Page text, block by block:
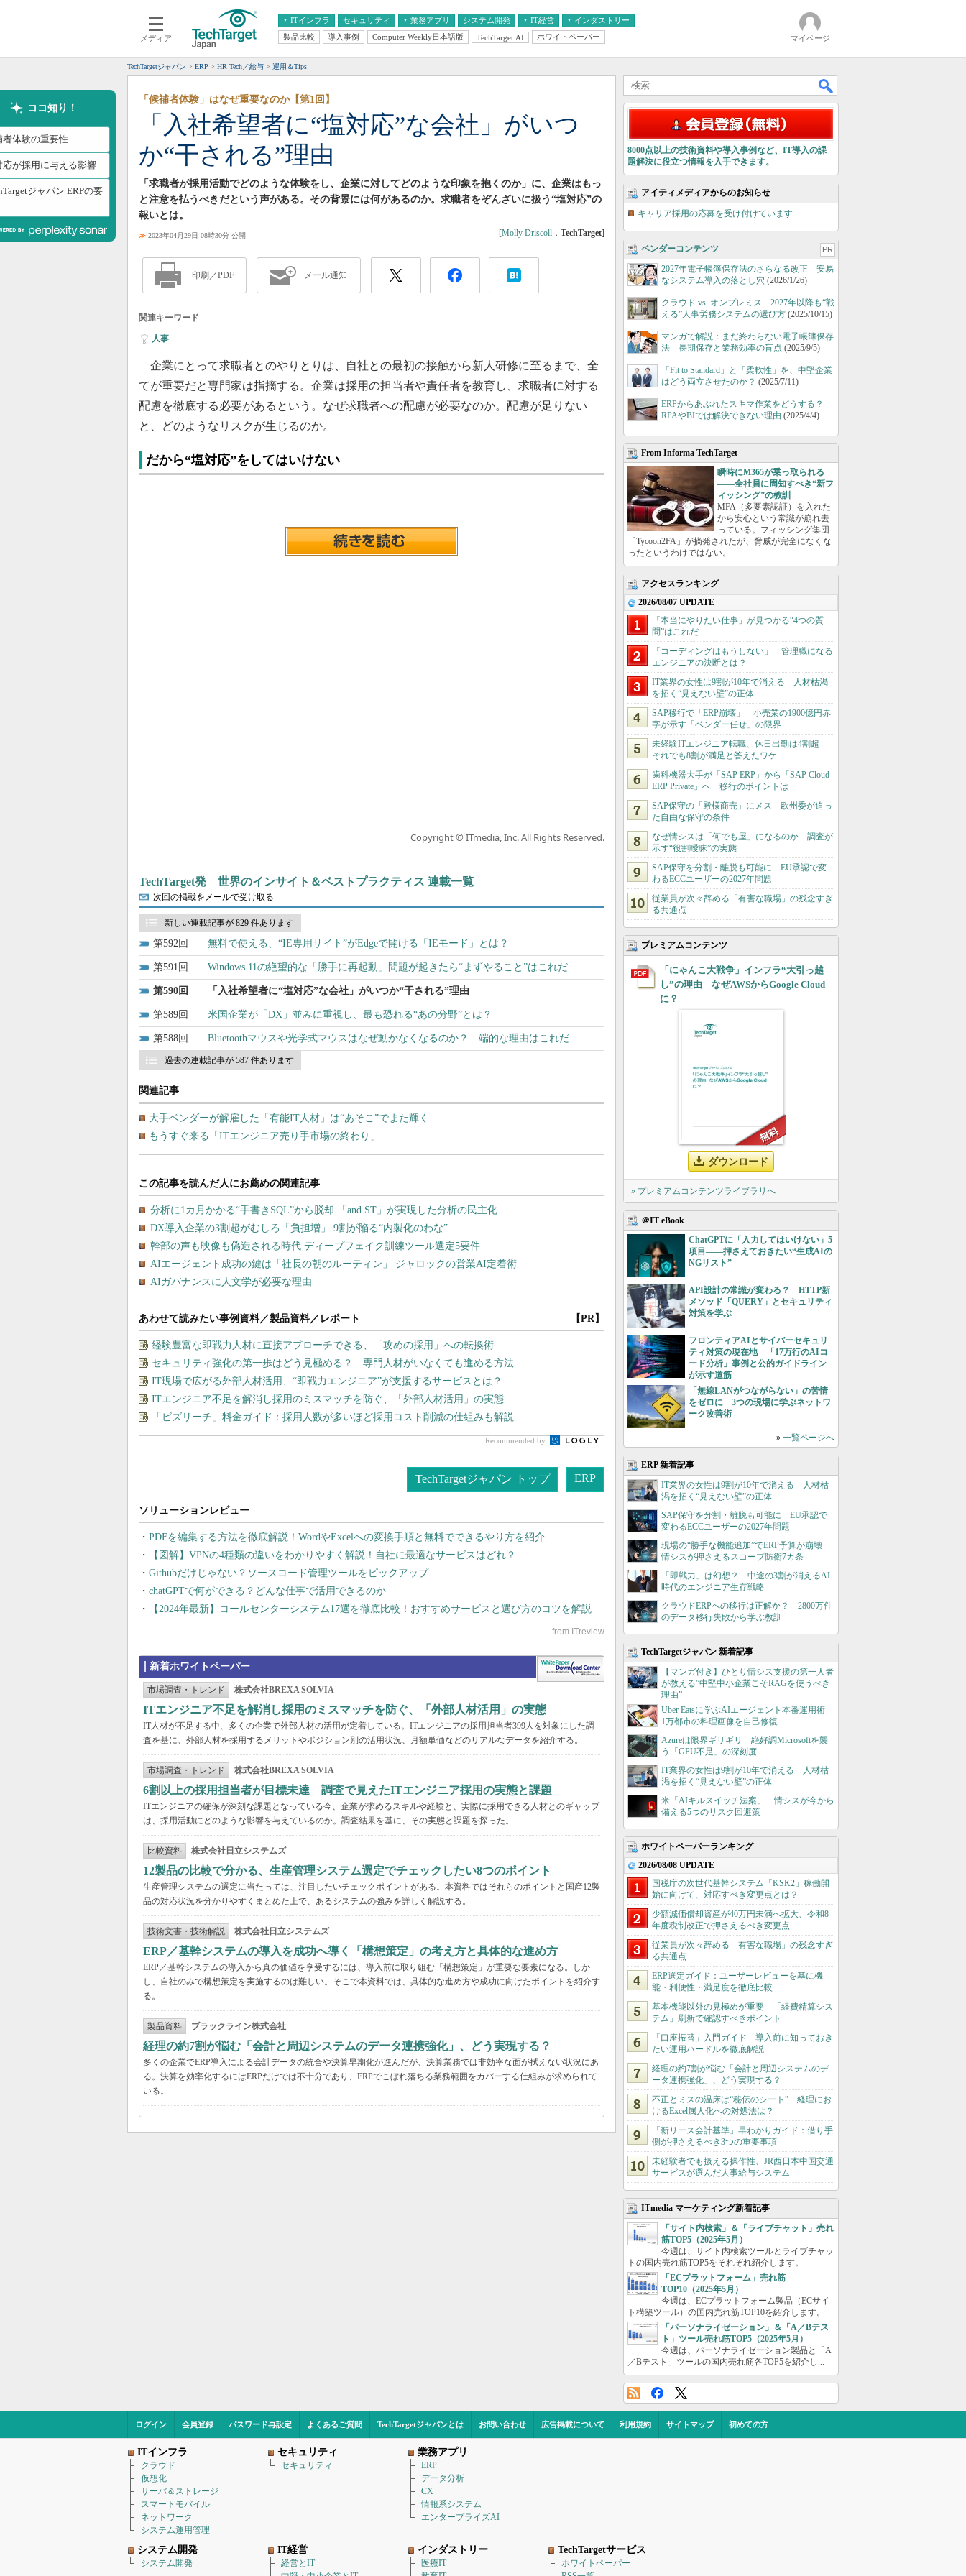
メディア
ITインフラ
クラウド
スマートモバイル
ネットワーク
システム運用管理
セキュリティ 業務アプリ
エンタープライズAI
ERP
CX
情報系システム
システム開発 IT経営
経営とIT
インダストリー
医療IT
製品比較 導入事例 Computer Weekly日本語版 TechTarget.AI ホワイトペーパー マイページ
TechTargetジャパン ERP HR Tech／給与 運用＆Tips
ココ知り！
者体験の重要性
応が採用に与える影響
ジャパン ERPの要
「入社希望者に“塩対応”な会社」がいつ
か“干される”理由
「候補者体験」はなぜ重要なのか【第1回】
「求職者が採用活動でどのような体験をし、企業に対してどのような印象を抱くのか」に、企業はもっ
と注意を払うべきだという声がある。その背景には何があるのか。求職者をぞんざいに扱う“塩対応”の
報いとは。
≫ 2023年04月29日 08時30分 公開 [Molly Driscoll ， TechTarget]
印刷／PDF メール通知
関連キーワード
人事
企業にとって求職者とのやりとりは、自社との最初の接触から新人研修に至るまで、全
てが重要だと専門家は指摘する。企業は採用の担当者や責任者を教育し、求職者に対する
配慮を徹底する必要があるという。なぜ求職者への配慮が必要なのか。配慮が足りない
と、どのようなリスクが生じるのか。
だから“塩対応”をしてはいけない
Copyright © ITmedia, Inc. All Rights Reserved.
TechTarget発 世界のインサイト＆ベストプラクティス 連載一覧
次回の掲載をメールで受け取る
新しい連載記事が 829 件あります
592 無料で使える、“IE専用サイト”がEdgeで開ける「IEモード」とは？
591 Windows 11の絶望的な「勝手に再起動」問題が起きたら“まずやること”はこれだ
590 「入社希望者に“塩対応”な会社」がいつか“干される”理由
589 米国企業が「DX」並みに重視し、最も恐れる“あの分野”とは？
588 Bluetoothマウスや光学式マウスはなぜ動かなくなるのか？ 端的な理由はこれだ
過去の連載記事が 587 件あります
関連記事
大手ベンダーが解雇した「有能IT人材」は“あそこ”でまた輝く
もうすぐ来る「ITエンジニア売り手市場の終わり」
あわせて読みたい事例資料／製品資料／レポート 【PR】
経験豊富な即戦力人材に直接アプローチできる、「攻めの採用」への転換術
セキュリティ強化の第一歩はどう見極める？ 専門人材がいなくても進める方法
IT現場で広がる外部人材活用、“即戦力エンジニア”が支援するサービスとは？
ITエンジニア不足を解消し採用のミスマッチを防ぐ、「外部人材活用」の実態
「ビズリーチ」料金ガイド：採用人数が多いほど採用コスト削減の仕組みも解説
Recommended by
TechTargetジャパン トップ ERP
PDFを編集する方法を徹底解説！WordやExcelへの変換手順と無料でできるやり方を紹介
【図解】VPNの4種類の違いをわかりやすく解説！自社に最適なサービスはどれ？
Githubだけじゃない？ソースコード管理ツールをピックアップ
chatGPTで何ができる？どんな仕事で活用できるのか
【2024年最新】コールセンターシステム17選を徹底比較！おすすめサービスと選び方のコツを解説
新着ホワイトペーパー
市場調査・トレンド 株式会社BREXA SOLVIA
ITエンジニア不足を解消し採用のミスマッチを防ぐ、「外部人材活用」の実態
IT人材が不足する中、多くの企業で外部人材の活用が定着している。ITエンジニアの採用担当者399人を対象にした調
査を基に、外部人材を採用するメリットやポジション別の活用状況、月額単価などのリアルなデータを紹介する。
市場調査・トレンド 株式会社BREXA SOLVIA
6割以上の採用担当者が目標未達 調査で見えたITエンジニア採用の実態と課題
ITエンジニアの確保が深刻な課題となっている今、企業が求めるスキルや経験と、実際に採用できる人材とのギャップ
は、採用活動にどのような影響を与えているのか。調査結果を基に、その実態と課題を探った。
比較資料 株式会社日立システムズ
12製品の比較で分かる、生産管理システム選定でチェックしたい8つのポイント
生産管理システムの選定に当たっては、注目したいチェックポイントがある。本資料ではそれらのポイントと国産12製
品の対応状況を分かりやすくまとめた上で、あるシステムの強みを詳しく解説する。
技術文書・技術解説 株式会社日立システムズ
ERP／基幹システムの導入を成功へ導く「構想策定」の考え方と具体的な進め方
ERP／基幹システムの導入から真の価値を享受するには、導入前に取り組む「構想策定」が重要な要素になる。しか
し、自社のみで構想策定を実施するのは難しい。そこで本資料では、具体的な進め方や成功に向けたポイントを紹介す
る。
製品資料 ブラックライン株式会社
経理の約7割が悩む「会計と周辺システムのデータ連携強化」、どう実現する？
多くの企業でERP導入による会計データの統合や決算早期化が進んだが、決算業務では非効率な面が拭えない状況にあ
る。決算を効率化するにはERPだけでは不十分であり、ERPでこぼれ落ちる業務範囲をカバーする仕組みが求められて
いる。
8000点以上の技術資料や導入事例など、IT導入の課
題解決に役立つ情報を入手できます。
アイティメディアからのお知らせ
キャリア採用の応募を受け付けています
ベンダーコンテンツ PR
2027年電子帳簿保存法のさらなる改正 安易
なシステム導入の落とし穴 (2026/1/26)
クラウド vs. オンプレミス 2027年以降も“戦
える”人事労務システムの選び方 (2025/10/15)
マンガで解説：まだ終わらない電子帳簿保存
法 長期保存と業務効率の盲点 (2025/9/5)
「Fit to Standard」と「柔軟性」を、中堅企業
はどう両立させたのか？ (2025/7/11)
ERPからあぶれたスキマ作業をどうする？
RPAやBIでは解決できない理由 (2025/4/4)
From Informa TechTarget
瞬時にM365が乗っ取られる
――全社員に周知すべき“新フ
ィッシング”の教訓
MFA（多要素認証）を入れた
から安心という常識が崩れ去
っている。フィッシング集団
「Tycoon2FA」が摘発されたが、脅威が完全になくな
ったというわけではない。
アクセスランキング
2026/08/07 UPDATE
「本当にやりたい仕事」が見つかる“4つの質
問”はこれだ
「コーディングはもうしない」 管理職になる
エンジニアの決断とは？
IT業界の女性は9割が10年で消える 人材枯渇
を招く“見えない壁”の正体
SAP移行で「ERP崩壊」 小売業の1900億円赤
字が示す「ベンダー任せ」の限界
未経験ITエンジニア転職、休日出勤は4割超
それでも8割が満足と答えたワケ
歯科機器大手が「SAP ERP」から「SAP Cloud
ERP Private」へ 移行のポイントは
SAP保守の「殿様商売」にメス 欧州委が迫っ
た自由な保守の条件
なぜ情シスは「何でも屋」になるのか 調査が
示す“役割曖昧”の実態
SAP保守を分割・離脱も可能に EU承認で変
わるECCユーザーの2027年問題
従業員が次々辞める「有害な職場」の残念すぎ
る共通点
プレミアムコンテンツ
「にゃんこ大戦争」インフラ“大引っ越
し”の理由 なぜAWSからGoogle Cloud
に？
ダウンロード
» プレミアムコンテンツライブラリへ
＠IT eBook
ChatGPTに「入力してはいけない」5
項目――押さえておきたい“生成AIの
NGリスト”
API設計の常識が変わる？ HTTP新
メソッド「QUERY」とセキュリティ
対策を学ぶ
フロンティアAIとサイバーセキュリ
ティ対策の現在地 「17万行のAIコ
ード分析」事例と公的ガイドライン
が示す道筋
「無線LANがつながらない」の苦情
をゼロに 3つの現場に学ぶネットワ
ーク改善術
» 一覧ページへ
ERP 新着記事
IT業界の女性は9割が10年で消える 人材枯
渇を招く“見えない壁”の正体
SAP保守を分割・離脱も可能に EU承認で
変わるECCユーザーの2027年問題
現場の“勝手な機能追加”でERP予算が崩壊
情シスが押さえるスコープ防衛7カ条
「即戦力」は幻想？ 中途の3割が消えるAI
時代のエンジニア生存戦略
クラウドERPへの移行は正解か？ 2800万件
のデータ移行失敗から学ぶ教訓
TechTargetジャパン 新着記事
【マンガ付き】ひとり情シス支援の第一人者
が教える”中堅中小企業こそRAGを使うべき
理由”
Uber Eatsに学ぶAIエージェント本番運用術
1万都市の料理画像を自己修復
Azureは限界ギリギリ 絶好調Microsoftを襲
う「GPU不足」の深刻度
IT業界の女性は9割が10年で消える 人材枯
渇を招く“見えない壁”の正体
米「AIキルスイッチ法案」 情シスが今から
備える5つのリスク回避策
ホワイトペーパーランキング
2026/08/08 UPDATE
国税庁の次世代基幹システム「KSK2」稼働開
始に向けて、対応すべき変更点とは？
少額減価償却資産が40万円未満へ拡大、令和8
年度税制改正で押さえるべき変更点
従業員が次々辞める「有害な職場」の残念すぎ
る共通点
ERP選定ガイド：ユーザーレビューを基に機
能・利便性・満足度を徹底比較
基本機能以外の見極めが重要 「経費精算シス
テム」刷新で確認すべきポイント
「口座振替」入門ガイド 導入前に知っておき
たい運用ハードルを徹底解説
経理の約7割が悩む「会計と周辺システムのデ
ータ連携強化」、どう実現する？
不正とミスの温床は“秘伝のシート” 経理にお
けるExcel属人化への対処法は？
「新リース会計基準」早わかりガイド：借り手
側が押さえるべき3つの重要事項
未経験者でも扱える操作性、JR西日本中国交通
サービスが選んだ人事給与システム
ITmedia マーケティング新着記事
「サイト内検索」＆「ライブチャット」売れ
筋TOP5（2025年5月）
今週は、サイト内検索ツールとライブチャッ
トの国内売れ筋TOP5をそれぞれ紹介します。
「ECプラットフォーム」売れ筋
TOP10（2025年5月）
今週は、ECプラットフォーム製品（ECサイ
ト構築ツール）の国内売れ筋TOP10を紹介します。
「パーソナライゼーション」＆「A／Bテス
ト」ツール売れ筋TOP5（2025年5月）
今週は、パーソナライゼーション製品と「A
／Bテスト」ツールの国内売れ筋各TOP5を紹介し...
ログイン 会員登録 パスワード再設定 よくあるご質問 TechTargetジャパンとは お問い合わせ 広告掲載について 利用規約 サイトマップ 初めての方
ITインフラ
クラウド
仮想化
サーバ＆ストレージ
スマートモバイル
ネットワーク
システム運用管理
セキュリティ
セキュリティ
業務アプリ
ERP
データ分析
CX
情報系システム
エンタープライズAI
システム開発
システム開発
IT経営
経営とIT
インダストリー
医療IT
TechTargetサービス
ホワイトペーパー